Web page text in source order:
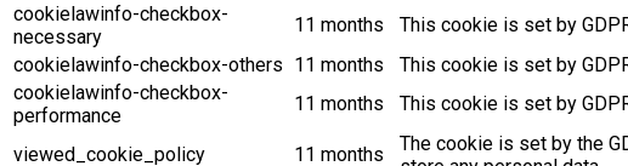
cookielawinfo-checkbox-
necessary
11 months
This cookie is set by
cookielawinfo-checkbox-others 11 months
This cookie is set by
cookielawinfo-checkbox-
performance
11 months This cookie is set by
viewed_cookie_policy 11 months
The cookie is set by the